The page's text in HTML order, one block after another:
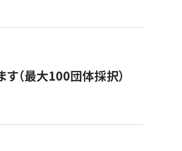
（最大100団体採択）